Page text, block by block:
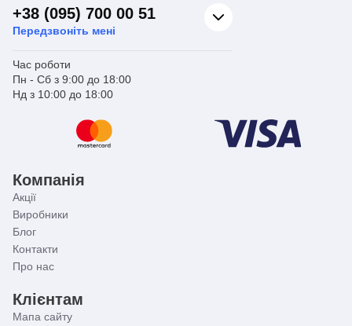
+38 (095) 700 00 51
Передзвоніть мені
Час роботи
Пн - Сб з 9:00 до 18:00
Нд з 10:00 до 18:00
Компанія
Акції
Виробники
Блог
Контакти
Про нас
Клієнтам
Мапа сайту